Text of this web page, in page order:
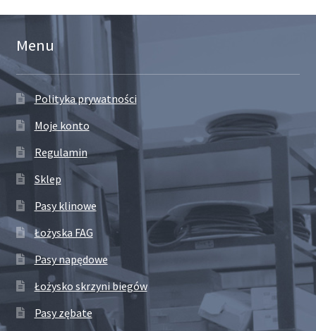
Menu
Polityka prywatności
Moje konto
Regulamin
Sklep
Pasy klinowe
Łożyska FAG
Pasy napędowe
Łożysko skrzyni biegów
Pasy zębate